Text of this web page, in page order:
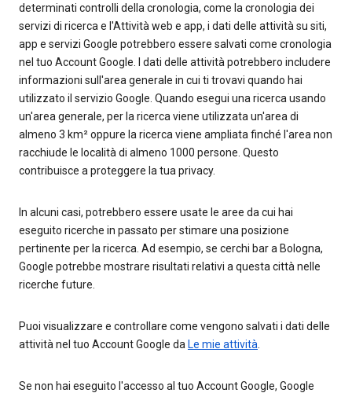
determinati controlli della cronologia, come la cronologia dei
servizi di ricerca e l'Attività web e app, i dati delle attività su siti,
app e servizi Google potrebbero essere salvati come cronologia
nel tuo Account Google. I dati delle attività potrebbero includere
informazioni sull'area generale in cui ti trovavi quando hai
utilizzato il servizio Google. Quando esegui una ricerca usando
un'area generale, per la ricerca viene utilizzata un'area di
almeno 3 km² oppure la ricerca viene ampliata finché l'area non
racchiude le località di almeno 1000 persone. Questo
contribuisce a proteggere la tua privacy.
In alcuni casi, potrebbero essere usate le aree da cui hai
eseguito ricerche in passato per stimare una posizione
pertinente per la ricerca. Ad esempio, se cerchi bar a Bologna,
Google potrebbe mostrare risultati relativi a questa città nelle
ricerche future.
Puoi visualizzare e controllare come vengono salvati i dati delle
attività nel tuo Account Google da Le mie attività
Se non hai eseguito l'accesso al tuo Account Google, Google